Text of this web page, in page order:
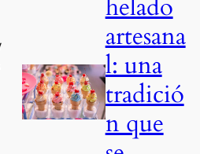
helado
artesana
l: una
tradició
n que